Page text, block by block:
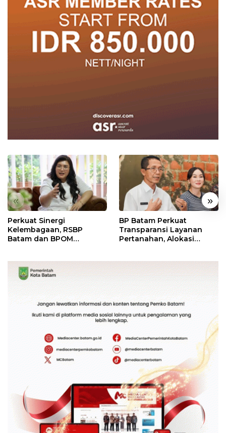
« »
Perkuat Sinergi
Kelembagaan, RSBP
Batam dan BPOM
BP Batam Perkuat
Transparansi Layanan
Pertanahan, Alokasi